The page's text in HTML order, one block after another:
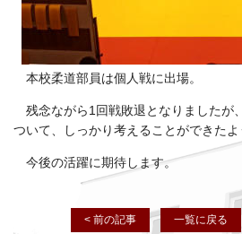
本校柔道部員は個人戦に出場。
残念ながら1回戦敗退となりましたが
ついて、しっかり考えることができた
今後の活躍に期待します。
< 前の記事 一覧に戻る